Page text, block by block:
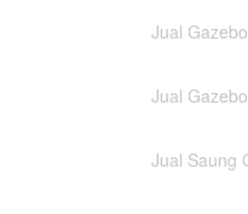
Jual
Jual
Jual Saung